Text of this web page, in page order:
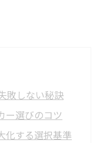
敗しない秘訣
ー選びのコツ
化する選択基準